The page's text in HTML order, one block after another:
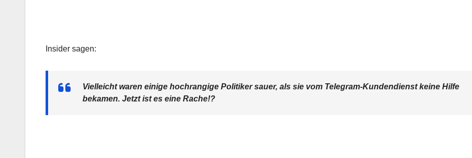
Insider sagen:
Vielleicht waren einige hochrangige Politiker sauer, als sie vom Telegram-Kundendienst keine Hilfe
bekamen. Jetzt ist es eine Rache!?